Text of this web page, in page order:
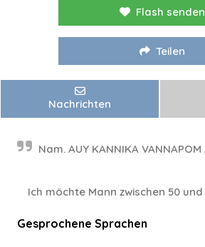
Flash senden
Teilen
Nachrichten
Nam. AUY KANNIKA VANNAPOM
Ich möchte Mann zwischen 50
Gesprochene Sprachen